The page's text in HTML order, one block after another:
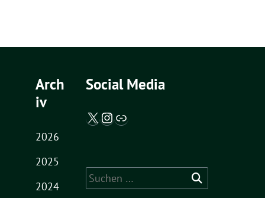
Arch
iv
2026
2025
2024
Social Media
X / Twitter
Instagram
Abgeordnetenwatch
Suche
nach: